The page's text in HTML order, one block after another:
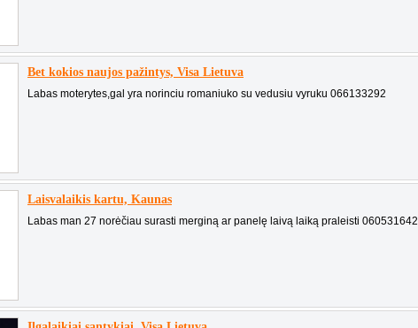
Bet kokios naujos pažintys, Visa Lietuva
Labas moterytes,gal yra norinciu romaniuko su vedusiu vyruku 066133292
Laisvalaikis kartu, Kaunas
Labas man 27 norėčiau surasti merginą ar panelę laivą laiką praleisti 060531642